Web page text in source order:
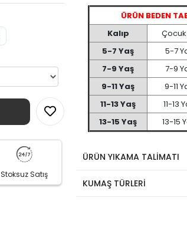
Stoksuz Satış
ÜRÜN BEDEN
Kalıp
5-7 Yaş
5-7
7-9 Yaş
7-9
9-11 Yaş
9-11
11-13 Yaş
11-13
13-15 Yaş
13-15
ÜRÜN YIKAMA TALİMATI
KUMAŞ TÜRLERİ